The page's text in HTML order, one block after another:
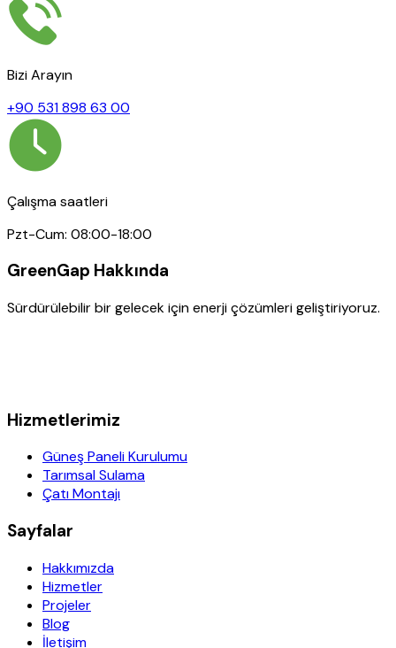
Bizi Arayın
+90 531 898 63 00
Çalışma saatleri
Pzt-Cum: 08:00-18:00
GreenGap Hakkında
Sürdürülebilir bir gelecek için enerji çözümleri geliştiriyoruz.
Hizmetlerimiz
Güneş Paneli Kurulumu
Tarımsal Sulama
Çatı Montajı
Sayfalar
Hakkımızda
Hizmetler
Projeler
Blog
İletişim